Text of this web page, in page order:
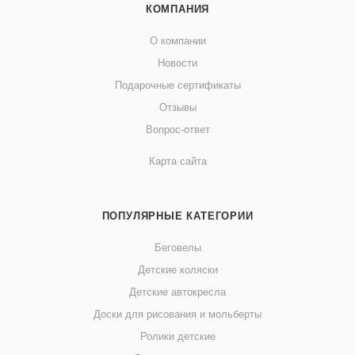
КОМПАНИЯ
О компании
Новости
Подарочные сертификаты
Отзывы
Вопрос-ответ
Карта сайта
ПОПУЛЯРНЫЕ КАТЕГОРИИ
Беговелы
Детские коляски
Детские автокресла
Доски для рисования и мольберты
Ролики детские